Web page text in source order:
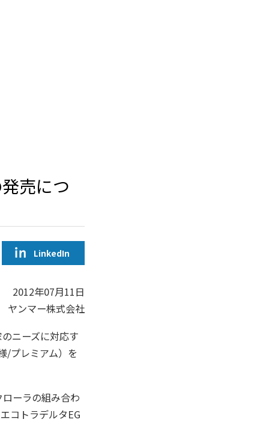
売につ
LinkedIn
2012年07月11日
ヤンマー株式会社
ニーズに対応す
/プレミアム）を
ーラの組み合わ
コトラデルタEG